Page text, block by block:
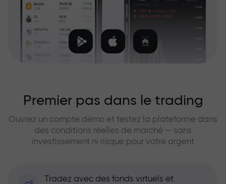
Premier pas dans le trading
Ouvrez un compte démo et testez la plateforme dans
des conditions réelles de marché — sans
investissement ni risque pour votre argent
Tradez avec des fonds virtuels et